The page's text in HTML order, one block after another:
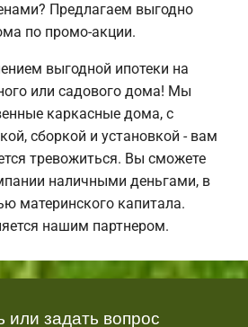
Предлагаем выгодно
по промо-акции.
выгодной ипотеки на
или садового дома! Мы
каркасные дома, с
сборкой и установкой - вам
тревожиться. Вы сможете
наличными деньгами, в
материнского капитала.
нашим партнером.
или задать вопрос